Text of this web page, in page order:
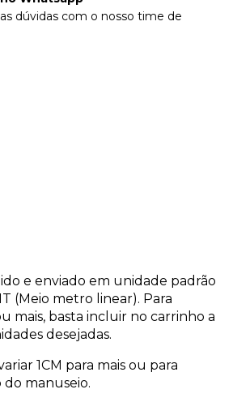
dúvidas com o nosso time de
e enviado em unidade padrão
(Meio metro linear). Para
mais, basta incluir no carrinho a
desejadas.
1CM para mais ou para
manuseio.